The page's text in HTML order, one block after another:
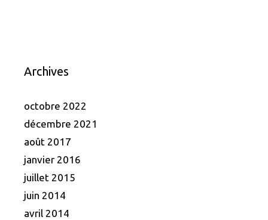
Archives
octobre 2022
décembre 2021
août 2017
janvier 2016
juillet 2015
juin 2014
avril 2014